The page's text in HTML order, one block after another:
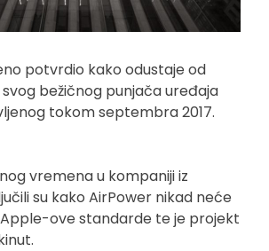
potvrdio kako odustaje od
bežičnog punjača uređaja
tokom septembra 2017.
vremena u kompaniji iz
su kako AirPower nikad neće
ove standarde te je projekt